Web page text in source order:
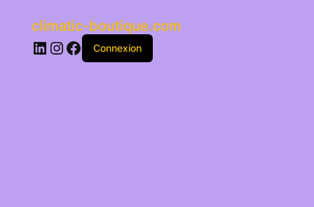
climatic-boutique.com
LinkedIn
Instagram
Facebook
Connexion